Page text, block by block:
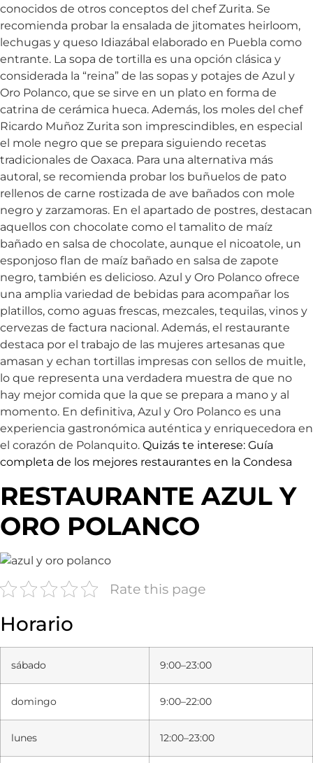
conocidos de otros conceptos del chef Zurita. Se
recomienda probar la ensalada de jitomates heirloom,
lechugas y queso Idiazábal elaborado en Puebla como
entrante. La sopa de tortilla es una opción clásica y
considerada la “reina” de las sopas y potajes de Azul y
Oro Polanco, que se sirve en un plato en forma de
catrina de cerámica hueca. Además, los moles del chef
Ricardo Muñoz Zurita son imprescindibles, en especial
el mole negro que se prepara siguiendo recetas
tradicionales de Oaxaca. Para una alternativa más
autoral, se recomienda probar los buñuelos de pato
rellenos de carne rostizada de ave bañados con mole
negro y zarzamoras. En el apartado de postres, destacan
aquellos con chocolate como el tamalito de maíz
bañado en salsa de chocolate, aunque el nicoatole, un
esponjoso flan de maíz bañado en salsa de zapote
negro, también es delicioso. Azul y Oro Polanco ofrece
una amplia variedad de bebidas para acompañar los
platillos, como aguas frescas, mezcales, tequilas, vinos y
cervezas de factura nacional. Además, el restaurante
destaca por el trabajo de las mujeres artesanas que
amasan y echan tortillas impresas con sellos de muitle,
lo que representa una verdadera muestra de que no
hay mejor comida que la que se prepara a mano y al
momento. En definitiva, Azul y Oro Polanco es una
experiencia gastronómica auténtica y enriquecedora en
el corazón de Polanquito. Quizás te interese: Guía
completa de los mejores restaurantes en la Condesa
RESTAURANTE AZUL Y
ORO POLANCO
Rate this page
Horario
sábado 9:00–23:00
domingo 9:00–22:00
lunes 12:00–23:00